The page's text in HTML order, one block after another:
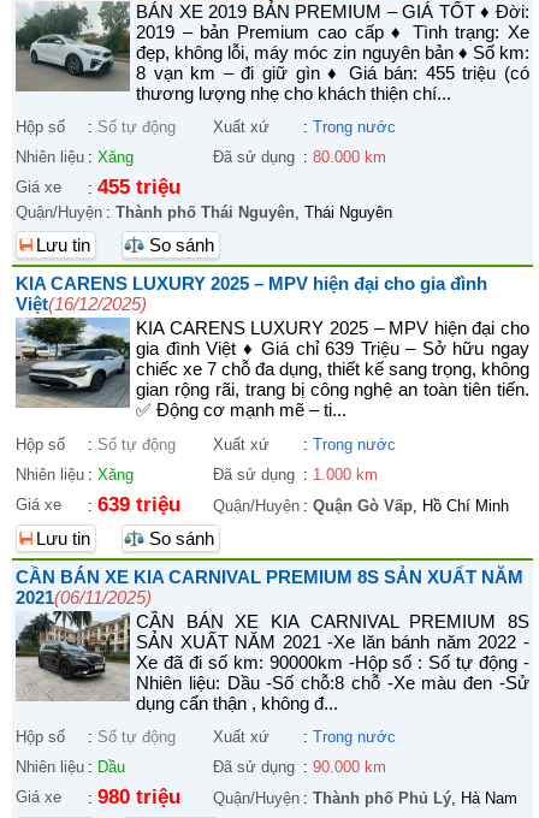
BÁN XE 2019 BẢN PREMIUM – GIÁ TỐT ♦ Đời:
2019 – bản Premium cao cấp ♦ Tình trạng: Xe
đẹp, không lỗi, máy móc zin nguyên bản ♦ Số km:
8 vạn km – đi giữ gìn ♦ Giá bán: 455 triệu (có
thương lượng nhẹ cho khách thiện chí...
Hộp số : Số tự động Xuất xứ : Trong nước
Nhiên liệu : Xăng Đã sử dụng : 80.000 km
Giá xe
: 455 triệu
Quận/Huyện : Thành phố Thái Nguyên, Thái Nguyên
Lưu tin
So sánh
KIA CARENS LUXURY 2025 – MPV hiện đại cho gia đình
Việt(16/12/2025)
KIA CARENS LUXURY 2025 – MPV hiện đại cho
gia đình Việt ♦ Giá chỉ 639 Triệu – Sở hữu ngay
chiếc xe 7 chỗ đa dụng, thiết kế sang trọng, không
gian rộng rãi, trang bị công nghệ an toàn tiên tiến.
✅ Động cơ mạnh mẽ – ti...
Hộp số : Số tự động Xuất xứ : Trong nước
Nhiên liệu : Xăng Đã sử dụng : 1.000 km
Giá xe
: 639 triệu Quận/Huyện : Quận Gò Vấp, Hồ Chí Minh
Lưu tin
So sánh
CẦN BÁN XE KIA CARNIVAL PREMIUM 8S SẢN XUẤT NĂM
2021(06/11/2025)
CẦN BÁN XE KIA CARNIVAL PREMIUM 8S
SẢN XUẤT NĂM 2021 -Xe lăn bánh năm 2022 -
Xe đã đi số km: 90000km -Hộp số : Số tự động -
Nhiên liệu: Dầu -Số chỗ:8 chỗ -Xe màu đen -Sử
dụng cẩn thận , không đ...
Hộp số : Số tự động Xuất xứ : Trong nước
Nhiên liệu : Dầu Đã sử dụng : 90.000 km
Giá xe
: 980 triệu Quận/Huyện : Thành phố Phủ Lý, Hà Nam